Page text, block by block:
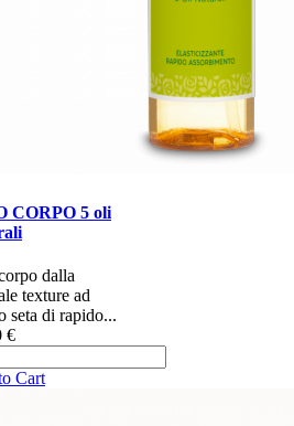
CORPO 5 oli
dalla
texture ad
seta di rapido...
€
Cart